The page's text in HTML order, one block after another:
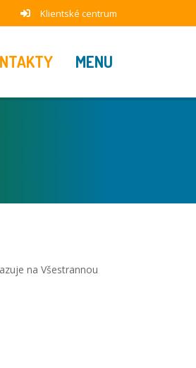
Klientské centrum
MENU
na Všestrannou